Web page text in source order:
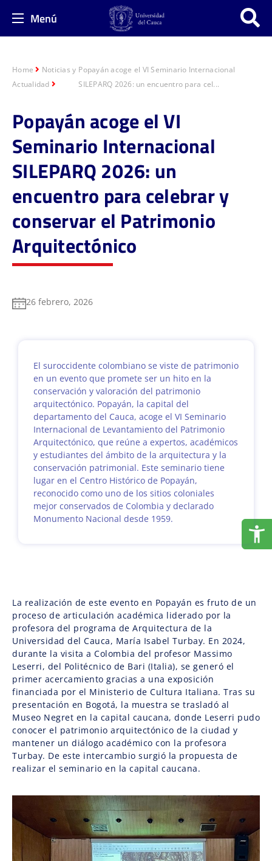
Menú
Home
Noticias y
Actualidad
Popayán acoge el VI Seminario Internacional
SILEPARQ 2026: un encuentro para cel...
Popayán acoge el VI
Seminario Internacional
SILEPARQ 2026: un
encuentro para celebrar y
conservar el Patrimonio
Arquitectónico
26 febrero, 2026
El suroccidente colombiano se viste de patrimonio
en un evento que promete ser un hito en la
conservación y valoración del patrimonio
arquitectónico. Popayán, la capital del
departamento del Cauca, acoge el VI Seminario
Internacional de Levantamiento del Patrimonio
Arquitectónico, que reúne a expertos, académicos
y estudiantes del ámbito de la arquitectura y la
conservación patrimonial. Este seminario tiene
lugar en el Centro Histórico de Popayán,
reconocido como uno de los sitios coloniales
mejor conservados de Colombia y declarado
Monumento Nacional desde 1959.
La realización de este evento en Popayán es fruto de un
proceso de articulación académica liderado por la
profesora del programa de Arquitectura de la
Universidad del Cauca, María Isabel Turbay. En 2024,
durante la visita a Colombia del profesor Massimo
Leserri, del Politécnico de Bari (Italia), se generó el
primer acercamiento gracias a una exposición
financiada por el Ministerio de Cultura Italiana. Tras su
presentación en Bogotá, la muestra se trasladó al
Museo Negret en la capital caucana, donde Leserri pudo
conocer el patrimonio arquitectónico de la ciudad y
mantener un diálogo académico con la profesora
Turbay. De este intercambio surgió la propuesta de
realizar el seminario en la capital caucana.